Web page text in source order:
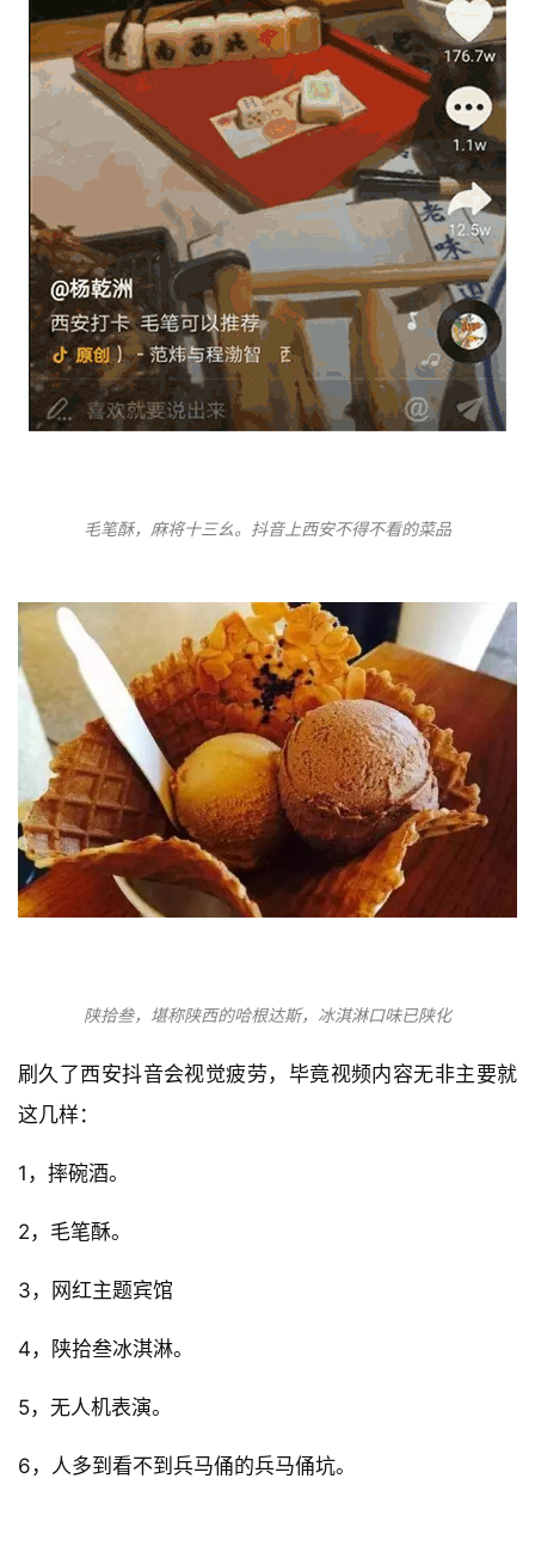
毛笔酥，麻将十三幺。抖音上西安不得不看的菜品
陕拾叁，堪称陕西的哈根达斯，冰淇淋口味已陕化
刷久了西安抖音会视觉疲劳，毕竟视频内容无非主要就
这几样：
1，摔碗酒。
2，毛笔酥。
3，网红主题宾馆
4，陕拾叁冰淇淋。
5，无人机表演。
6，人多到看不到兵马俑的兵马俑坑。